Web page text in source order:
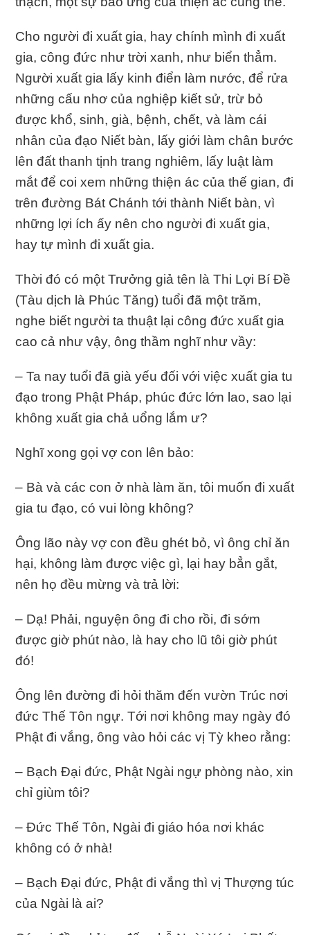
Cho người đi xuất gia, hay chính mình đi xuất
gia, công đức như trời xanh, như biển thẳm.
Người xuất gia lấy kinh điển làm nước, để rửa
những cấu nhơ của nghiệp kiết sử, trừ bỏ
được khổ, sinh, già, bệnh, chết, và làm cái
nhân của đạo Niết bàn, lấy giới làm chân bước
lên đất thanh tịnh trang nghiêm, lấy luật làm
mắt để coi xem những thiện ác của thế gian, đi
trên đường Bát Chánh tới thành Niết bàn, vì
những lợi ích ấy nên cho người đi xuất gia,
hay tự mình đi xuất gia.
Thời đó có một Trưởng giả tên là Thi Lợi Bí Đề
(Tàu dịch là Phúc Tăng) tuổi đã một trăm,
nghe biết người ta thuật lại công đức xuất gia
cao cả như vậy, ông thầm nghĩ như vầy:
– Ta nay tuổi đã già yếu đối với việc xuất gia tu
đạo trong Phật Pháp, phúc đức lớn lao, sao lại
không xuất gia chả uổng lắm ư?
Nghĩ xong gọi vợ con lên bảo:
– Bà và các con ở nhà làm ăn, tôi muốn đi xuất
gia tu đạo, có vui lòng không?
Ông lão này vợ con đều ghét bỏ, vì ông chỉ ăn
hại, không làm được việc gì, lại hay bẳn gắt,
nên họ đều mừng và trả lời:
– Dạ! Phải, nguyện ông đi cho rồi, đi sớm
được giờ phút nào, là hay cho lũ tôi giờ phút
đó!
Ông lên đường đi hỏi thăm đến vườn Trúc nơi
đức Thế Tôn ngự. Tới nơi không may ngày đó
Phật đi vắng, ông vào hỏi các vị Tỳ kheo rằng:
– Bạch Đại đức, Phật Ngài ngự phòng nào, xin
chỉ giùm tôi?
– Đức Thế Tôn, Ngài đi giáo hóa nơi khác
không có ở nhà!
– Bạch Đại đức, Phật đi vắng thì vị Thượng túc
của Ngài là ai?